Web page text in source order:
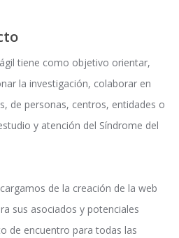
tiene como objetivo orientar,
la investigación, colaborar en
de personas, centros, entidades o
y atención del Síndrome del
de la creación de la web
sus asociados y potenciales
de encuentro para todas las